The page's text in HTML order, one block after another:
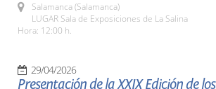
Salamanca (Salamanca)
LUGAR Sala de Exposiciones de La Salina
Hora: 12:00 h.
29/04/2026
Presentación de la XXIX Edición de los